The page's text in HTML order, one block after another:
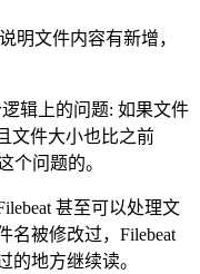
明文件内容有新增，
辑上的问题: 如果文件
文件大小也比之前
个问题的。
甚至可以处理文
名被修改过，Filebeat
的地方继续读。